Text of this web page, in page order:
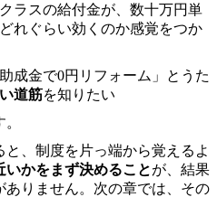
ラスの給付金が、数十万円単
れぐらい効くのか感覚をつか
成金で0円リフォーム」とうた
道筋を知りたい
、制度を片っ端から覚えるよ
いかをまず決めることが、結果
りません。次の章では、その